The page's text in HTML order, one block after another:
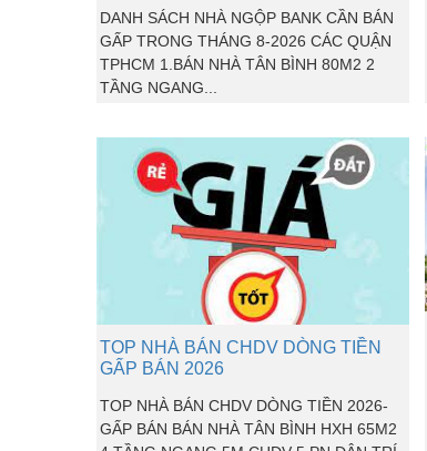
DANH SÁCH NHÀ NGỘP BANK CẦN BÁN
GẤP TRONG THÁNG 8-2026 CÁC QUẬN
TPHCM 1.BÁN NHÀ TÂN BÌNH 80M2 2
TẦNG NGANG...
TOP NHÀ BÁN CHDV DÒNG TIỀN
GẤP BÁN 2026
TOP NHÀ BÁN CHDV DÒNG TIỀN 2026-
GẤP BÁN BÁN NHÀ TÂN BÌNH HXH 65M2